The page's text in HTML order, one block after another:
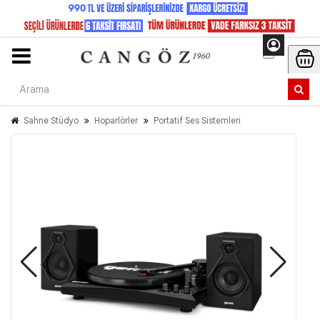
Sahne Stüdyo Hoparlörler Portatif Ses Sistemleri